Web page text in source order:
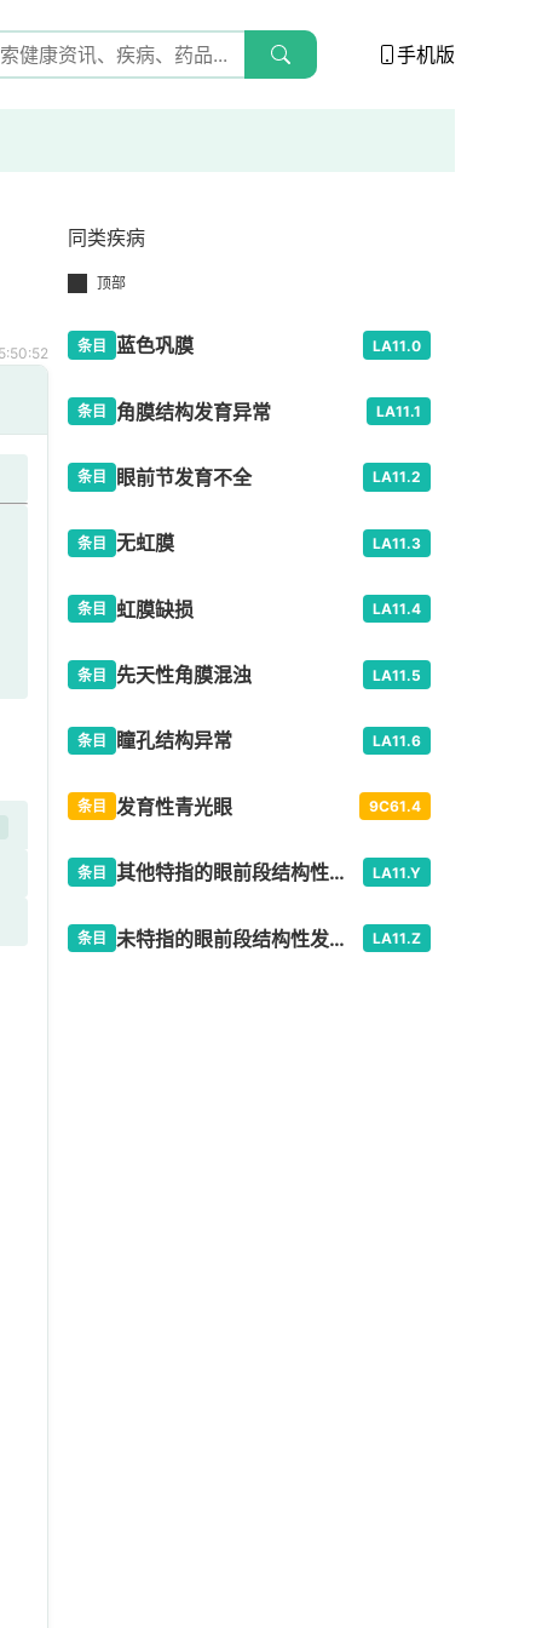
手机版
同类疾病
顶部
条目 蓝色巩膜 LA11.0
条目 角膜结构发育异常 LA11.1
条目 眼前节发育不全 LA11.2
条目 无虹膜 LA11.3
条目 虹膜缺损 LA11.4
条目 先天性角膜混浊 LA11.5
条目 瞳孔结构异常 LA11.6
条目 发育性青光眼 9C61.4
条目 其他特指的眼前段结构性发育异常 LA11.Y
条目 未特指的眼前段结构性发育异常 LA11.Z